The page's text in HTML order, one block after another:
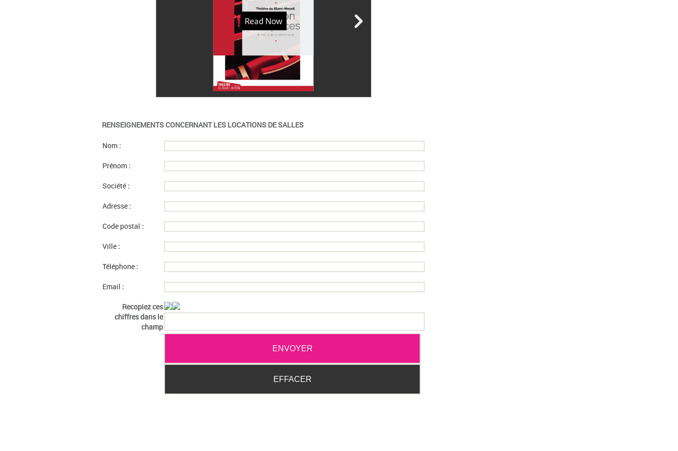
RENSEIGNEMENTS CONCERNANT LES LOCATIONS DE SALLES
Nom :
Prénom :
Société :
Adresse :
Code postal :
Ville :
Téléphone :
Email :
Recopiez ces
chiffres dans le
champ